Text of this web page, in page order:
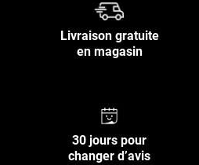
Livraison gratuite
en magasin
30 jours pour
changer d’avis